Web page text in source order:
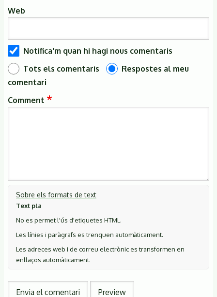
Web
Notifica'm quan hi hagi nous comentaris
Tots els comentaris
Respostes al meu
comentari
Comment
Sobre els formats de text
Text pla
No es permet l'ús d'etiquetes HTML.
Les línies i paràgrafs es trenquen automàticament.
Les adreces web i de correu electrònic es transformen en
enllaços automàticament.